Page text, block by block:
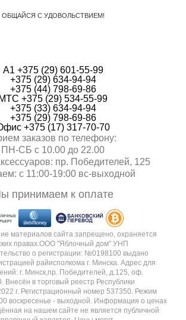
ОБЩАЙСЯ С УДОВОЛЬСТВИЕМ!
А1 +375 (29) 601-55-99
+375 (29) 634-94-94
+375 (44) 798-69-86
МТС +375 (29) 534-55-99
+375 (33) 634-94-94
+375 (29) 798-69-86
+375 (17) 317-70-70
заказов по телефону:
ПН-СБ с 10.00 до 22.00
пр. Победителей, 125
с 11:00-19:00 вc-выходной
принимаем к оплате
материалов сайта запрещено, охраняется
правах.ООО "Яблочный дом" УНП
о регистрации: №0198100 выдано
райисполкома г. Минска. Адрес для
г. Минск,пр. Победителей, д.125, оф.
в торговый реестр Республики
г. Регистрационный номер 537350. Режим
воскресенье - выходной. Информация о ценах
на нашем сайте не является публичной